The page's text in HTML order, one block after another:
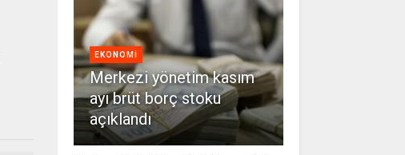
EKONOMI
Merkezi yönetim kasım
ayı brüt borç stoku
açıklandı